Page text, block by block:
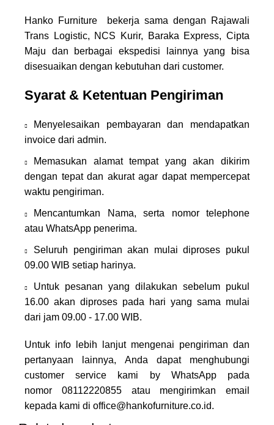
Hanko Furniture bekerja sama dengan Rajawali
Trans Logistic, NCS Kurir, Baraka Express, Cipta
Maju dan berbagai ekspedisi lainnya yang bisa
disesuaikan dengan kebutuhan dari customer.
Syarat & Ketentuan Pengiriman
Menyelesaikan pembayaran dan mendapatkan
invoice dari admin.
Memasukan alamat tempat yang akan dikirim
dengan tepat dan akurat agar dapat mempercepat
waktu pengiriman.
Mencantumkan Nama, serta nomor telephone
atau WhatsApp penerima.
Seluruh pengiriman akan mulai diproses pukul
09.00 WIB setiap harinya.
Untuk pesanan yang dilakukan sebelum pukul
16.00 akan diproses pada hari yang sama mulai
dari jam 09.00 - 17.00 WIB.
Untuk info lebih lanjut mengenai pengiriman dan
pertanyaan lainnya, Anda dapat menghubungi
customer service kami by WhatsApp pada
nomor 08112220855 atau mengirimkan email
kepada kami di office@hankofurniture.co.id.